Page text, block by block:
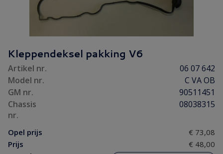
Kleppendeksel pakking V6
Artikel nr.
06 07 642
Model nr.
C VA OB
GM nr.
90511451
Chassis
nr.
08038315
Opel prijs
€ 73,08
Prijs
€ 48,00